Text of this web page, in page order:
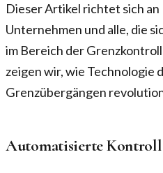
Dieser Artikel richtet sich
Unternehmen und alle, die
im Bereich der
zeigen wir, wie Technologie
Grenzübergängen
Automatisierte